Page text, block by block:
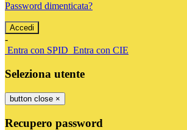
Password dimenticata?
-
Entra con SPID Entra con CIE
Seleziona utente
button close ×
Recupero password